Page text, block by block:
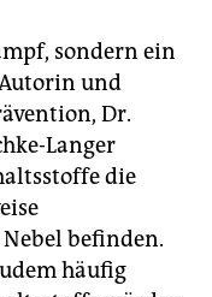
sondern ein
und
Dr.
Langer
die
befinden.
häufig